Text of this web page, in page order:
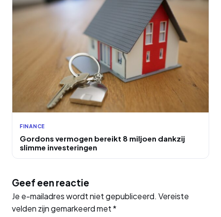
FINANCE
Gordons vermogen bereikt 8 miljoen dankzij
slimme investeringen
Geef een reactie
Je e-mailadres wordt niet gepubliceerd. Vereiste
velden zijn gemarkeerd met*